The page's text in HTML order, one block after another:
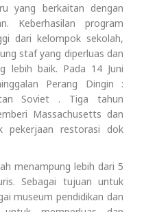
yang berkaitan dengan
Keberhasilan program
dari kelompok sekolah,
staf yang diperluas dan
lebih baik. Pada 14 Juni
Perang Dingin :
Soviet . Tiga tahun
Massachusetts dan
pekerjaan restorasi dok
menampung lebih dari 5
Sebagai tujuan untuk
museum pendidikan dan